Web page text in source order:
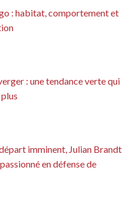
: habitat, comportement et
: une tendance verte qui
imminent, Julian Brandt
en défense de